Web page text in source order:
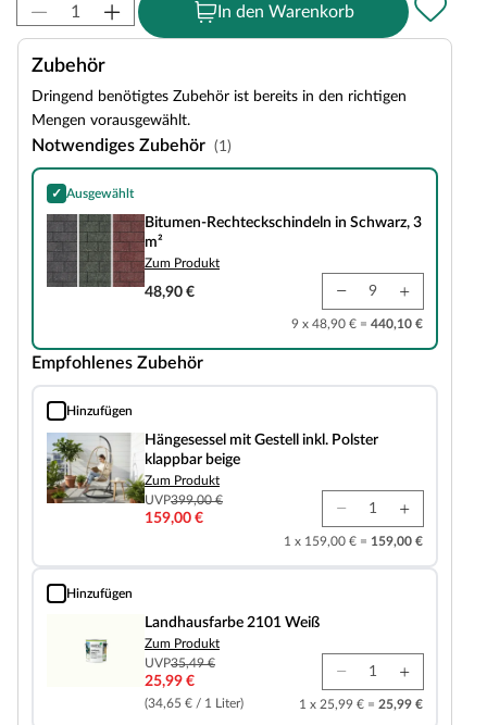
In den Warenkorb
Zubehör
Dringend benötigtes Zubehör ist bereits in den richtigen
Mengen vorausgewählt.
Notwendiges Zubehör (1)
✓ Ausgewählt
Bitumen-Rechteckschindeln in Schwarz, 3 m²
Bitumen-Rechteckschindeln in Schwarz, 3
m²
Zum Produkt
48,90 €
9 x 48,90 € = 440,10 €
Empfohlenes Zubehör
Hinzufügen
Hängesessel mit Gestell inkl. Polster klappbar beige
Hängesessel mit Gestell inkl. Polster
klappbar beige
Zum Produkt
UVP399,00 €
159,00 €
1 x 159,00 € = 159,00 €
Hinzufügen
Landhausfarbe 2101 Weiß
Landhausfarbe 2101 Weiß
Zum Produkt
UVP35,49 €
25,99 €
(34,65 € / 1 Liter) 1 x 25,99 € = 25,99 €